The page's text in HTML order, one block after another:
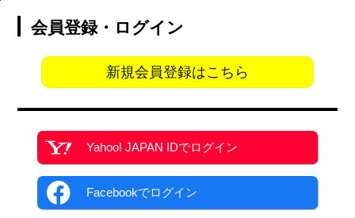
会員登録・ログイン
新規会員登録はこちら
Yahoo! JAPAN IDでログイン
Facebookでログイン